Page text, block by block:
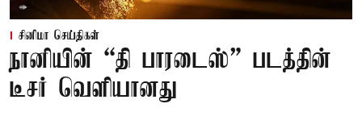
சினிமா செய்திகள்
நானியின் “தி பாரடைஸ்” படத்தின்
டீசர் வெளியானது